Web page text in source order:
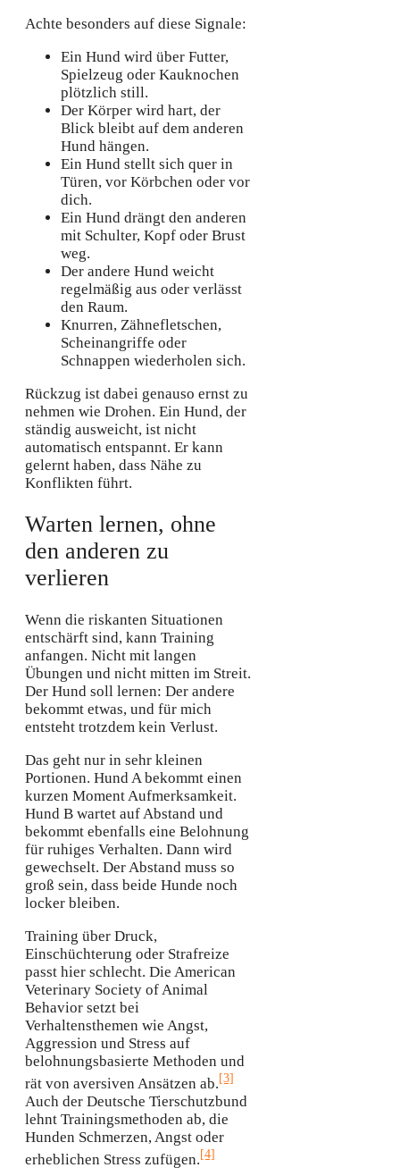
Achte besonders auf diese Signale:
Ein Hund wird über Futter,
Spielzeug oder Kauknochen
plötzlich still.
Der Körper wird hart, der
Blick bleibt auf dem anderen
Hund hängen.
Ein Hund stellt sich quer in
Türen, vor Körbchen oder vor
dich.
Ein Hund drängt den anderen
mit Schulter, Kopf oder Brust
weg.
Der andere Hund weicht
regelmäßig aus oder verlässt
den Raum.
Knurren, Zähnefletschen,
Scheinangriffe oder
Schnappen wiederholen sich.
Rückzug ist dabei genauso ernst zu
nehmen wie Drohen. Ein Hund, der
ständig ausweicht, ist nicht
automatisch entspannt. Er kann
gelernt haben, dass Nähe zu
Konflikten führt.
Warten lernen, ohne
den anderen zu
verlieren
Wenn die riskanten Situationen
entschärft sind, kann Training
anfangen. Nicht mit langen
Übungen und nicht mitten im Streit.
Der Hund soll lernen: Der andere
bekommt etwas, und für mich
entsteht trotzdem kein Verlust.
Das geht nur in sehr kleinen
Portionen. Hund A bekommt einen
kurzen Moment Aufmerksamkeit.
Hund B wartet auf Abstand und
bekommt ebenfalls eine Belohnung
für ruhiges Verhalten. Dann wird
gewechselt. Der Abstand muss so
groß sein, dass beide Hunde noch
locker bleiben.
Training über Druck,
Einschüchterung oder Strafreize
passt hier schlecht. Die American
Veterinary Society of Animal
Behavior setzt bei
Verhaltensthemen wie Angst,
Aggression und Stress auf
belohnungsbasierte Methoden und
rät von aversiven Ansätzen ab.[3]
Auch der Deutsche Tierschutzbund
lehnt Trainingsmethoden ab, die
Hunden Schmerzen, Angst oder
erheblichen Stress zufügen.[4]